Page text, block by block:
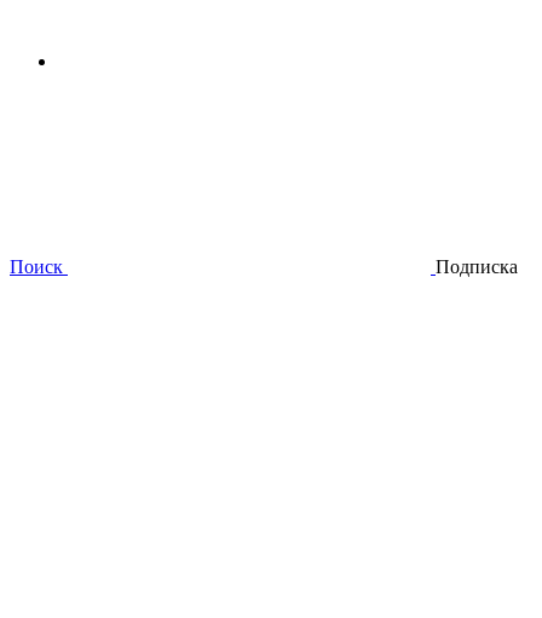
Поиск Подписка